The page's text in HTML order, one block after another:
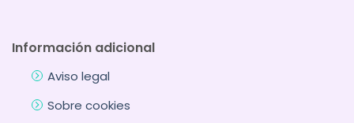
Información adicional
Aviso legal
Sobre cookies